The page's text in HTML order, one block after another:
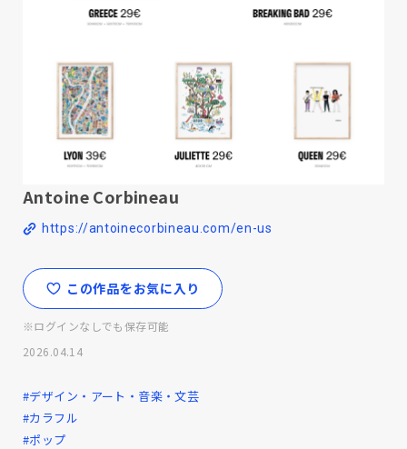
Antoine Corbineau
https://antoinecorbineau.com/en-us
この作品をお気に入り
※ログインなしでも保存可能
2026.04.14
#デザイン・アート・音楽・文芸
#カラフル
#ポップ